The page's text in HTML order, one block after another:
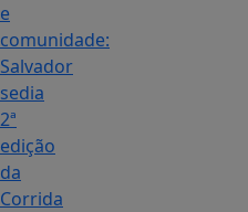
e
comunidade:
Salvador
sedia
2ª
edição
da
Corrida